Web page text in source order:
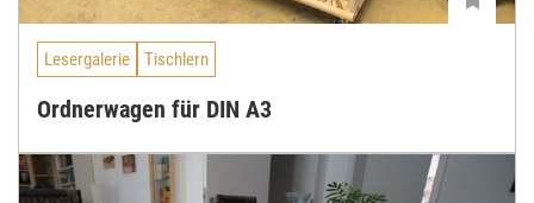
Lesergalerie Tischlern
Ordnerwagen für DIN A3